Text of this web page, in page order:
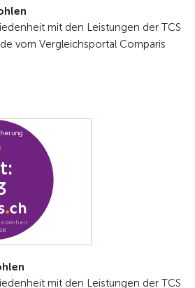
mit den Leistungen der TCS
vom Vergleichsportal Comparis
mit den Leistungen der TCS